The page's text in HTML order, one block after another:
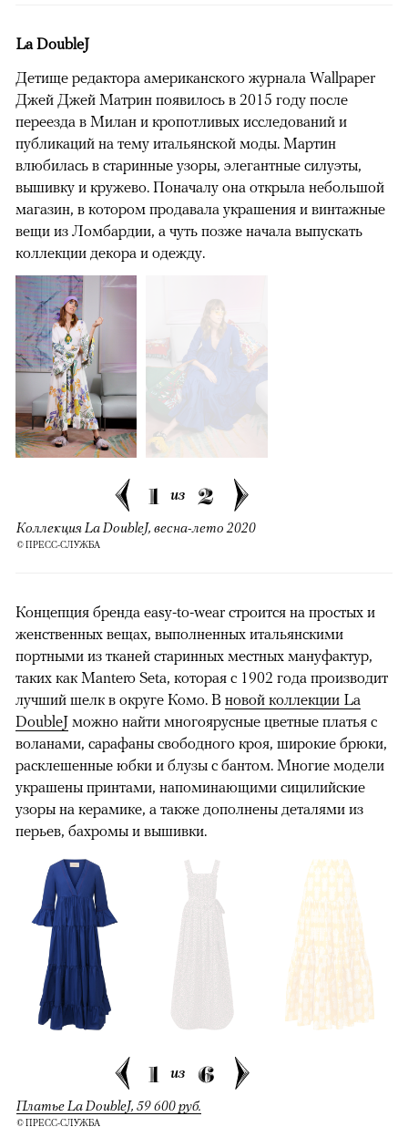
La DoubleJ
Детище редактора американского журнала Wallpaper
Джей Джей Матрин появилось в 2015 году после
переезда в Милан и кропотливых исследований и
публикаций на тему итальянской моды. Мартин
влюбилась в старинные узоры, элегантные силуэты,
вышивку и кружево. Поначалу она открыла небольшой
магазин, в котором продавала украшения и винтажные
вещи из Ломбардии, а чуть позже начала выпускать
коллекции декора и одежду.
1 из 2
Коллекция La DoubleJ, весна-лето 2020
© ПРЕСС-СЛУЖБА
Концепция бренда easy-to-wear строится на простых и
женственных вещах, выполненных итальянскими
портными из тканей старинных местных мануфактур,
таких как Mantero Setа, которая с 1902 года производит
лучший шелк в округе Комо. В новой коллекции La
DoubleJ можно найти многоярусные цветные платья с
воланами, сарафаны свободного кроя, широкие брюки,
расклешенные юбки и блузы с бантом. Многие модели
украшены принтами, напоминающими сицилийские
узоры на керамике, а также дополнены деталями из
перьев, бахромы и вышивки.
1 из 6
Платье La DoubleJ, 59 600 руб.
© ПРЕСС-СЛУЖБА